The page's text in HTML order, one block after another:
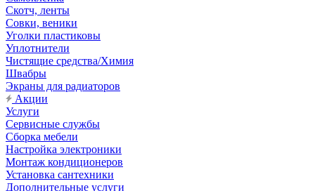
Скотч, ленты
Совки, веники
Уголки пластиковы
Уплотнители
Чистящие средства/Химия
Швабры
Экраны для радиаторов
Акции
Услуги
Сервисные службы
Сборка мебели
Настройка электроники
Монтаж кондиционеров
Установка сантехники
Дополнительные услуги